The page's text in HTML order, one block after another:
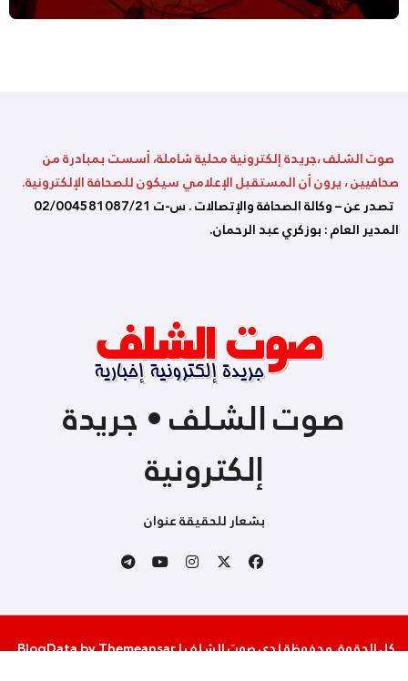
صوت الشلف ،جريدة إلكترونية محلية شاملة، أسست بمبادرة من
صحافيين ، يرون أن المستقبل الإعلامي سيكون للصحافة الإلكترونية.
تصدر عن – وكالة الصحافة والإتصالات . س-ت 02/004581087/21
المدير العام : بوزكري عبد الرحمان.
صوت الشلف • جريدة
إلكترونية
بشعار للحقيقة عنوان
كل الحقوق محفوظة لدى صوت الشلف|
BlogDatabyThemeansar
.